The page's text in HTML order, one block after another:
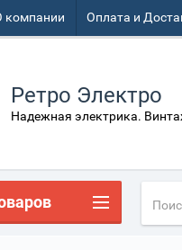
компании Оплата и
Ретро Электро
Надежная электрика.